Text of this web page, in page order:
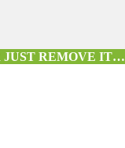
JUST REMOVE IT…